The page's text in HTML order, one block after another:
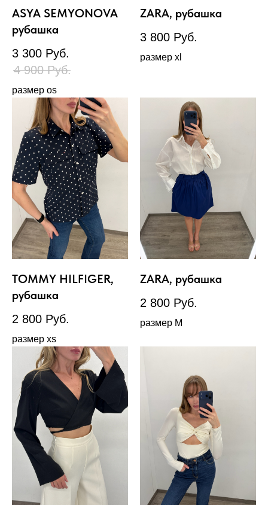
ASYA SEMYONOVA
рубашка
3 300 Руб.
4 900 Руб.
размер os
ZARA, рубашка
3 800 Руб.
размер xl
TOMMY HILFIGER,
рубашка
2 800 Руб.
размер xs
ZARA, рубашка
2 800 Руб.
размер М